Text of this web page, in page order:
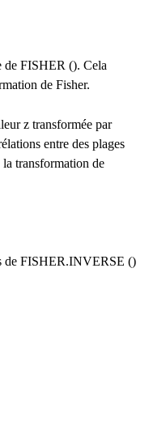
FISHER (). Cela
de Fisher.
z transformée par
entre des plages
la transformation de
de FISHER.INVERSE ()